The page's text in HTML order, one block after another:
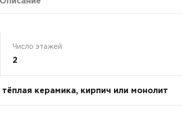
Число этажей
2
керамика, кирпич или монолит